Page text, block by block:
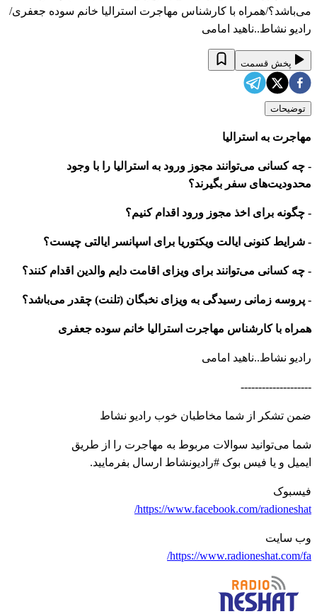
می‌باشد؟/همراه با کارشناس مهاجرت استرالیا خانم سوده جعفری/
رادیو نشاط..ناهید امامی
پخش قسمت
توضیحات
مهاجرت به استرالیا
- چه کسانی می‌توانند مجوز ورود به استرالیا را با وجود
محدودیت‌های سفر بگیرند؟
- چگونه برای اخذ مجوز ورود اقدام کنیم؟
- شرایط کنونی ایالت ویکتوریا برای اسپانسر ایالتی چیست؟
- چه کسانی می‌توانند برای ویزای اقامت دایم والدین اقدام کنند؟
- پروسه زمانی رسیدگی به ویزای نخبگان (تلنت) چقدر می‌باشد؟
همراه با کارشناس مهاجرت استرالیا خانم سوده جعفری
رادیو نشاط..ناهید امامی
--------------------
ضمن تشکر از شما مخاطبان خوب رادیو نشاط
شما می‌توانید سوالات مربوط به مهاجرت را از طریق
ایمیل و یا فیس بوک #رادیونشاط ارسال بفرمایید.
فیسبوک
https://www.facebook.com/radioneshat/
وب سایت
https://www.radioneshat.com/fa/